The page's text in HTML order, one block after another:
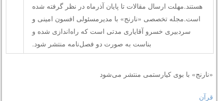
هستند.مهلت ارسال مقالات تا پایان آذرماه در نظر گرفته شده
است.مجله تخصصی «نارنج» با مدیرمسئولی افسون امینی و
سردبیری خسرو آقایاری مدتی است که راه‌اندازی شده و
بناست به صورت دو فصل‌نامه منتشر شود.
«نارنج» با بوی کیارستمی منتشر می‌شود
قرآن